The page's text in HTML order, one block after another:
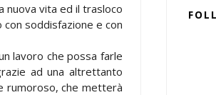
nuova vita ed il trasloco
soddisfazione e con
lavoro che possa farle
ad una altrettanto
rumoroso, che metterà